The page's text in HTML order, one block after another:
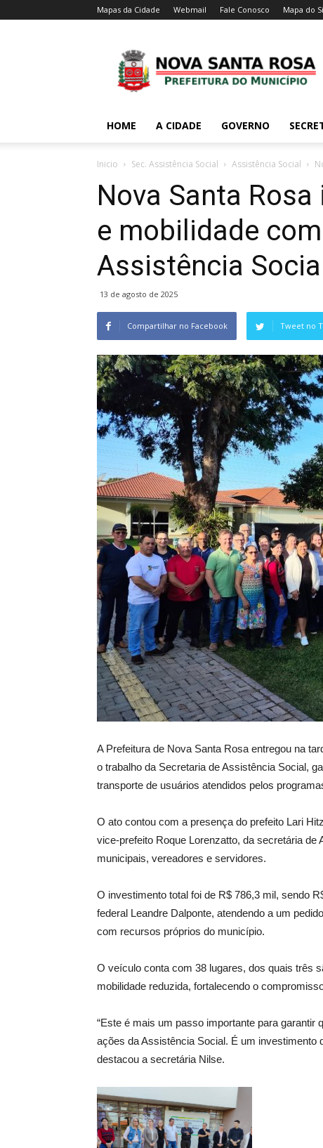
Mapas da Cidade Webmail Fale Conosco Mapa do
HOME A CIDADE GOVERNO
Inicio Sec. Assistência Social Assistência Social
Nova Santa
e mobilidade
Assistência Social
13 de agosto de 2025
Compartilhar no Facebook Tweet no
A Prefeitura de Nova Santa Rosa entregou na
o trabalho da Secretaria de Assistência Social,
transporte de usuários atendidos pelos
O ato contou com a presença do prefeito Lari
vice-prefeito Roque Lorenzatto, da secretária
municipais, vereadores e servidores.
O investimento total foi de R$ 786,3 mil, sendo
federal Leandre Dalponte, atendendo a um
com recursos próprios do município.
O veículo conta com 38 lugares, dos quais três
mobilidade reduzida, fortalecendo o
“Este é mais um passo importante para garantir
ações da Assistência Social. É um investimento
destacou a secretária Nilse.